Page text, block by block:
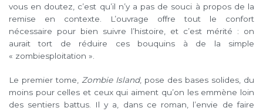
vous en doutez, c’est qu’il n’y a pas de souci à propos de la
remise en contexte. L’ouvrage offre tout le confort
nécessaire pour bien suivre l’histoire, et c’est mérité : on
aurait tort de réduire ces bouquins à de la simple
« zombiesploitation ».
Le premier tome, Zombie Island, pose des bases solides, du
moins pour celles et ceux qui aiment qu’on les emmène loin
des sentiers battus. Il y a, dans ce roman, l’envie de faire